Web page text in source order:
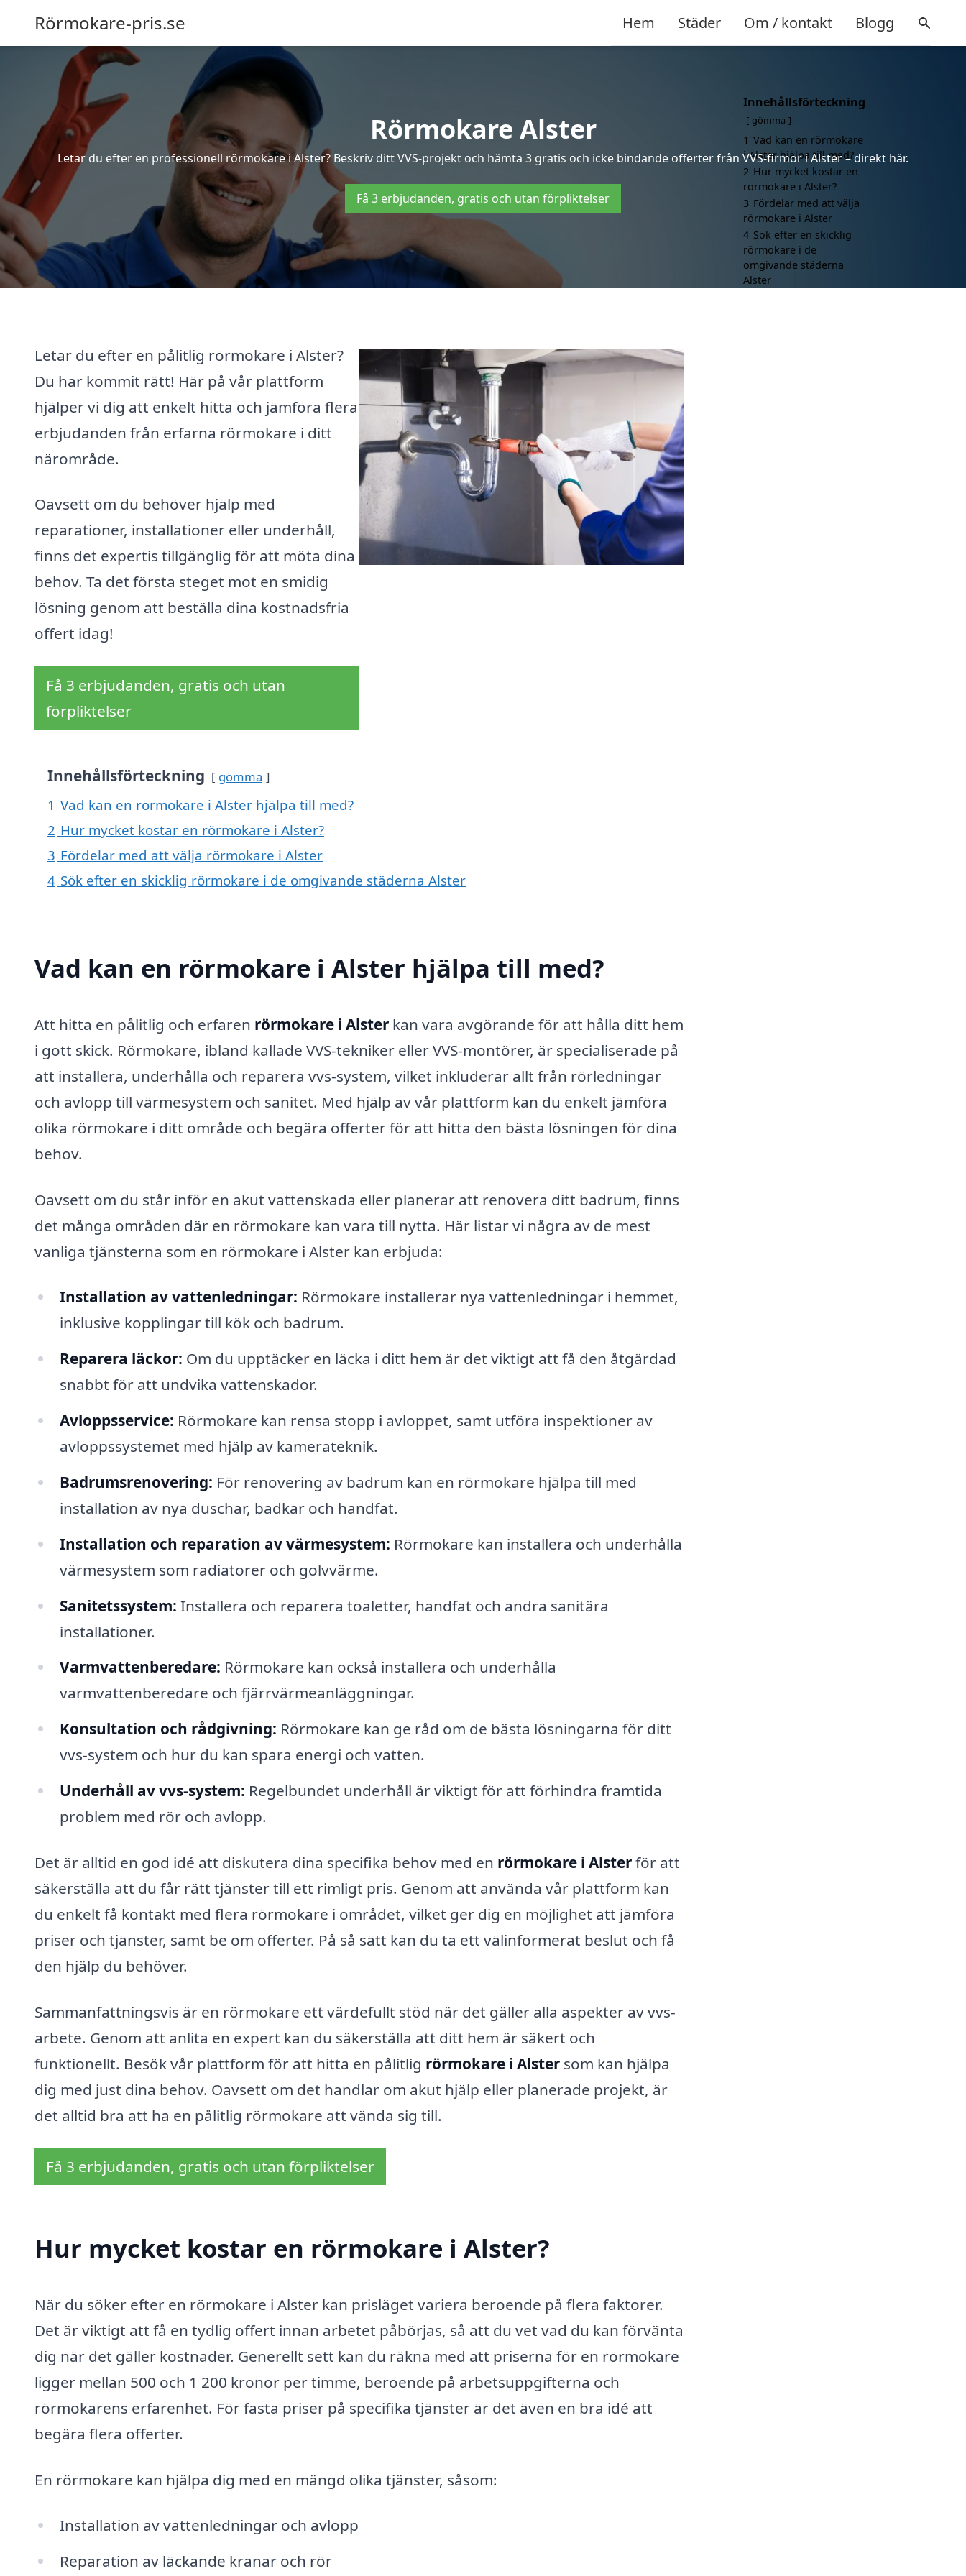
Rörmokare-pris.se Hem Städer Om / kontakt Blogg
Rörmokare Alster
Letar du efter en professionell rörmokare i Alster? Beskriv ditt VVS-projekt och hämta 3 gratis och icke bindande offerter från VVS-firmor i Alster – direkt här.
Få 3 erbjudanden, gratis och utan förpliktelser
Letar du efter en pålitlig rörmokare i Alster?
Du har kommit rätt! Här på vår plattform
hjälper vi dig att enkelt hitta och jämföra flera
erbjudanden från erfarna rörmokare i ditt
närområde.
Oavsett om du behöver hjälp med
reparationer, installationer eller underhåll,
finns det expertis tillgänglig för att möta dina
behov. Ta det första steget mot en smidig
lösning genom att beställa dina kostnadsfria
offert idag!
Få 3 erbjudanden, gratis och utan
förpliktelser
Innehållsförteckning gömma
1 Vad kan en rörmokare i Alster hjälpa till med?
2 Hur mycket kostar en rörmokare i Alster?
3 Fördelar med att välja rörmokare i Alster
4 Sök efter en skicklig rörmokare i de omgivande städerna Alster
Vad kan en rörmokare i Alster hjälpa till med?
Att hitta en pålitlig och erfaren rörmokare i Alster kan vara avgörande för att hålla ditt hem
i gott skick. Rörmokare, ibland kallade VVS-tekniker eller VVS-montörer, är specialiserade på
att installera, underhålla och reparera vvs-system, vilket inkluderar allt från rörledningar
och avlopp till värmesystem och sanitet. Med hjälp av vår plattform kan du enkelt jämföra
olika rörmokare i ditt område och begära offerter för att hitta den bästa lösningen för dina
behov.
Oavsett om du står inför en akut vattenskada eller planerar att renovera ditt badrum, finns
det många områden där en rörmokare kan vara till nytta. Här listar vi några av de mest
vanliga tjänsterna som en rörmokare i Alster kan erbjuda:
Installation av vattenledningar: Rörmokare installerar nya vattenledningar i hemmet,
inklusive kopplingar till kök och badrum.
Reparera läckor: Om du upptäcker en läcka i ditt hem är det viktigt att få den åtgärdad
snabbt för att undvika vattenskador.
Avloppsservice: Rörmokare kan rensa stopp i avloppet, samt utföra inspektioner av
avloppssystemet med hjälp av kamerateknik.
Badrumsrenovering: För renovering av badrum kan en rörmokare hjälpa till med
installation av nya duschar, badkar och handfat.
Installation och reparation av värmesystem: Rörmokare kan installera och underhålla
värmesystem som radiatorer och golvvärme.
Sanitetssystem: Installera och reparera toaletter, handfat och andra sanitära
installationer.
Varmvattenberedare: Rörmokare kan också installera och underhålla
varmvattenberedare och fjärrvärmeanläggningar.
Konsultation och rådgivning: Rörmokare kan ge råd om de bästa lösningarna för ditt
vvs-system och hur du kan spara energi och vatten.
Underhåll av vvs-system: Regelbundet underhåll är viktigt för att förhindra framtida
problem med rör och avlopp.
Det är alltid en god idé att diskutera dina specifika behov med en rörmokare i Alsterför att
säkerställa att du får rätt tjänster till ett rimligt pris. Genom att använda vår plattform kan
du enkelt få kontakt med flera rörmokare i området, vilket ger dig en möjlighet att jämföra
priser och tjänster, samt be om offerter. På så sätt kan du ta ett välinformerat beslut och få
den hjälp du behöver.
Sammanfattningsvis är en rörmokare ett värdefullt stöd när det gäller alla aspekter av vvs-
arbete. Genom att anlita en expert kan du säkerställa att ditt hem är säkert och
funktionellt. Besök vår plattform för att hitta en pålitlig rörmokare i Alster som kan hjälpa
dig med just dina behov. Oavsett om det handlar om akut hjälp eller planerade projekt, är
det alltid bra att ha en pålitlig rörmokare att vända sig till.
Få 3 erbjudanden, gratis och utan förpliktelser
Hur mycket kostar en rörmokare i Alster?
När du söker efter en rörmokare i Alster kan prisläget variera beroende på flera faktorer.
Det är viktigt att få en tydlig offert innan arbetet påbörjas, så att du vet vad du kan förvänta
dig när det gäller kostnader. Generellt sett kan du räkna med att priserna för en rörmokare
ligger mellan 500 och 1 200 kronor per timme, beroende på arbetsuppgifterna och
rörmokarens erfarenhet. För fasta priser på specifika tjänster är det även en bra idé att
begära flera offerter.
En rörmokare kan hjälpa dig med en mängd olika tjänster, såsom:
Installation av vattenledningar och avlopp
Reparation av läckande kranar och rör
Innehållsförteckning
gömma
1 Vad kan en rörmokare
i Alster hjälpa till med?
2 Hur mycket kostar en
rörmokare i Alster?
3 Fördelar med att välja
rörmokare i Alster
4 Sök efter en skicklig
rörmokare i de
omgivande städerna
Alster